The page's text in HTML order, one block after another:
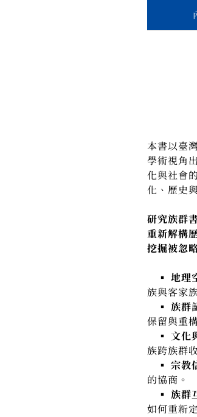
▶ 原
▶ 跟
▶ 被
▶ 客
本書以臺
學術視角
化與社會
化、歷史
研究族群
重新解構
挖掘被忽
▪︎ 地理
族與客家
▪︎ 族群
保留與重
▪︎ 文化
族跨族群
▪︎ 宗教
的協商。
▪︎ 族群
如何重新